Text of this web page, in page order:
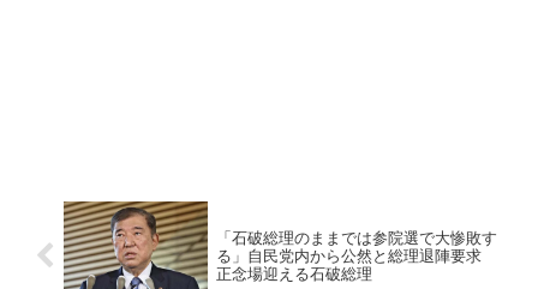
「石破総理のままでは参院選で大惨敗す
る」自民党内から公然と総理退陣要求
正念場迎える石破総理